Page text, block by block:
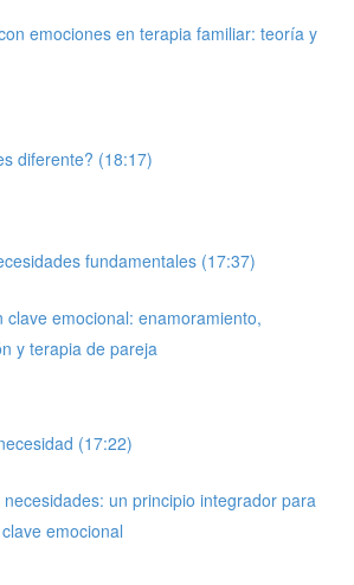
emociones en terapia familiar: teoría y
diferente? (18:17)
fundamentales (17:37)
clave emocional: enamoramiento,
y terapia de pareja
(17:22)
un principio integrador para
emocional